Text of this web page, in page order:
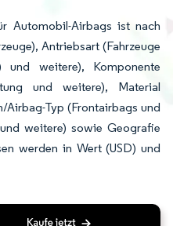
Automobil-Airbags ist nach
Antriebsart (Fahrzeuge
und weitere), Komponente
und weitere), Material
Typ (Frontairbags und
weitere) sowie Geografie
werden in Wert (USD) und